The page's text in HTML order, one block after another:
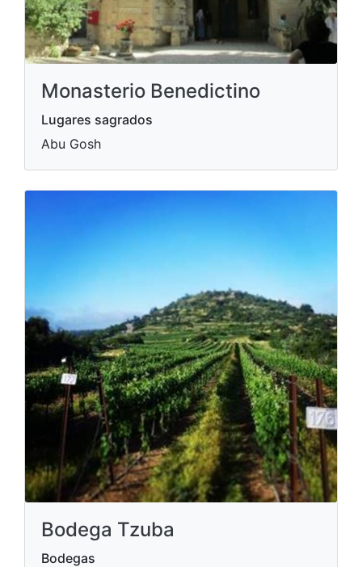
Monasterio Benedictino
Lugares sagrados
Abu Gosh
Bodega Tzuba
Bodegas